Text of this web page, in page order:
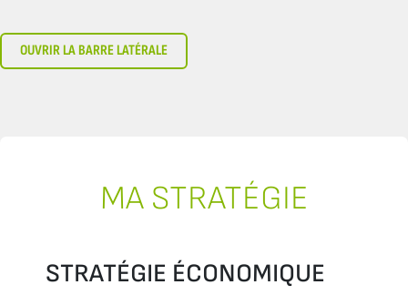
OUVRIR LA BARRE LATÉRALE
MA STRATÉGIE
STRATÉGIE ÉCONOMIQUE